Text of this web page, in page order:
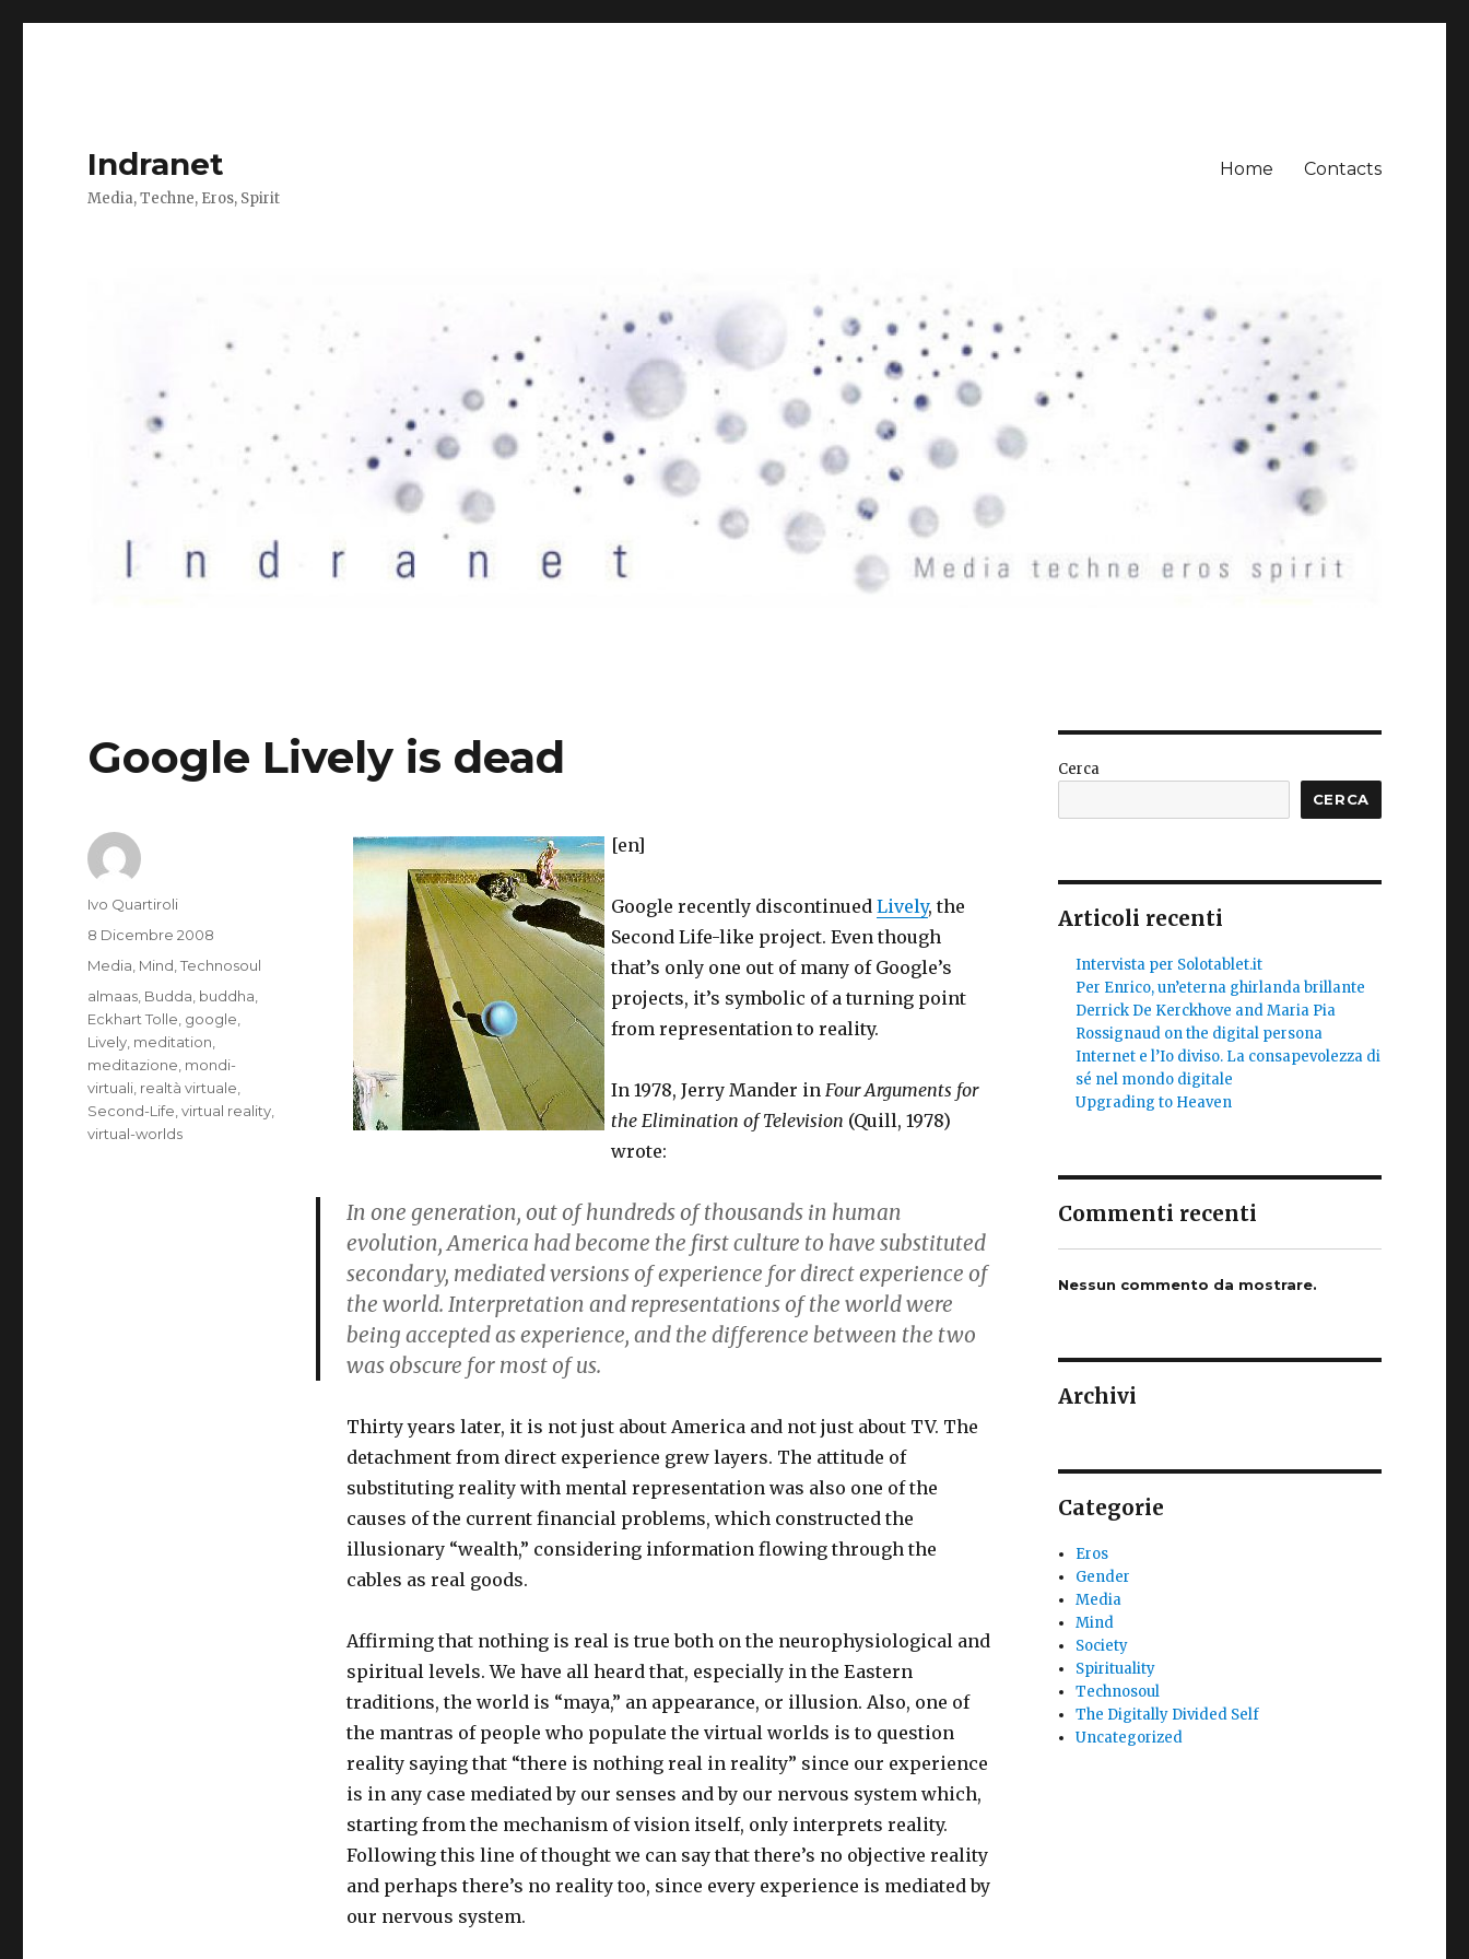
Indranet
Media, Techne, Eros, Spirit
Home Contacts
Google Lively is dead
[en]
Google recently discontinued Lively, the
Second Life-like project. Even though
that’s only one out of many of Google’s
projects, it’s symbolic of a turning point
from representation to reality.
In 1978, Jerry Mander in Four Arguments for
the Elimination of Television (Quill, 1978)
wrote:
In one generation, out of hundreds of thousands in human
evolution, America had become the first culture to have substituted
secondary, mediated versions of experience for direct experience of
the world. Interpretation and representations of the world were
being accepted as experience, and the difference between the two
was obscure for most of us.
Thirty years later, it is not just about America and not just about TV. The
detachment from direct experience grew layers. The attitude of
substituting reality with mental representation was also one of the
causes of the current financial problems, which constructed the
illusionary “wealth,” considering information flowing through the
cables as real goods.
Affirming that nothing is real is true both on the neurophysiological and
spiritual levels. We have all heard that, especially in the Eastern
traditions, the world is “maya,” an appearance, or illusion. Also, one of
the mantras of people who populate the virtual worlds is to question
reality saying that “there is nothing real in reality” since our experience
is in any case mediated by our senses and by our nervous system which,
starting from the mechanism of vision itself, only interprets reality.
Following this line of thought we can say that there’s no objective reality
and perhaps there’s no reality too, since every experience is mediated by
our nervous system.
Autore
Ivo Quartiroli
Pubblicato
8 Dicembre 2008
Categorie
Media Mind ,Technosoul
Tag
almaas Budda buddha
Eckhart Tolle google
Lively meditation
meditazione mondi-
virtuali realtà virtuale
Second-Life ,virtual reality
virtual-worlds
Cerca
CERCA
Articoli recenti
Intervista per Solotablet.it
Per Enrico, un’eterna ghirlanda brillante
Derrick De Kerckhove and Maria Pia
Rossignaud on the digital persona
Internet e l’Io diviso. La consapevolezza di
sé nel mondo digitale
Upgrading to Heaven
Commenti recenti
Nessun commento da mostrare.
Archivi
Categorie
Eros
Gender
Media
Mind
Society
Spirituality
Technosoul
The Digitally Divided Self
Uncategorized